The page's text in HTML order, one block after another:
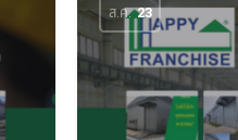
ส.ค. 23